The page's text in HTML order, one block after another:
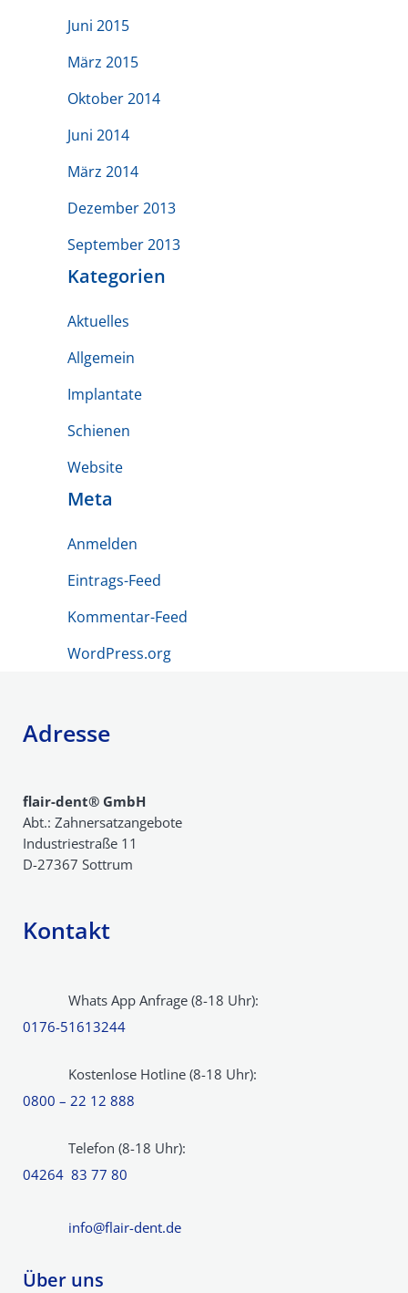
Juni 2015
März 2015
Oktober 2014
Juni 2014
März 2014
Dezember 2013
September 2013
Kategorien
Aktuelles
Allgemein
Implantate
Schienen
Website
Meta
Anmelden
Eintrags-Feed
Kommentar-Feed
WordPress.org
Adresse
flair-dent® GmbH
Abt.: Zahnersatzangebote
Industriestraße 11
D-27367 Sottrum
Kontakt
Whats App Anfrage (8-18 Uhr):
0176-51613244
Kostenlose Hotline (8-18 Uhr):
0800 – 22 12 888
Telefon (8-18 Uhr):
04264 83 77 80
info@flair-dent.de
Über uns